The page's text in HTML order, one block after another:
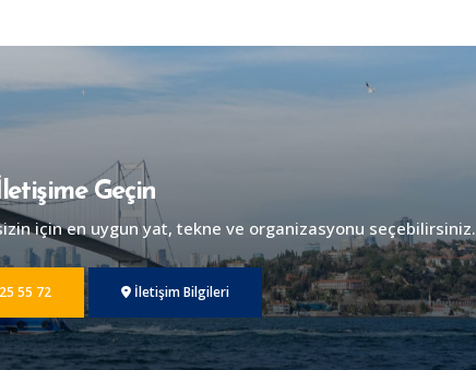
Geçin
için en uygun yat, tekne ve organizasyonu seçebilirsiniz.
55 72 İletişim Bilgileri